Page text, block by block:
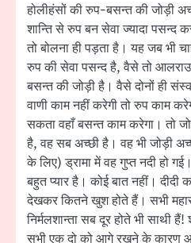
होलीहंसों की रुप-बसन्त की जोड़ी
शान्ति से रुप बन सेवा ज्यादा पसन्द
तो बोलना ही पड़ता है। यह जब भी
रुप की सेवा पसन्द है, वैसे तो
बसन्त की जोड़ी है। वैसे दोनों ही
वाणी काम नहीं करेगी तो रुप काम
सकता वहाँ बसन्त काम करेगा। तो
है, वह सब अच्छी है। वह भी जोड़ी
के लिए) ड्रामा में वह गुप्त नदी हो
बहुत प्यार है। कोई बात नहीं।
देखकर कितने खुश होते हैं। सभी
निर्मलशान्ता सब दूर होते भी साथी
सभी एक दो को आगे रखने के कारण